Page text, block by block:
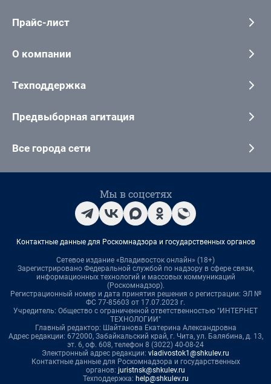
Прайс-лист
О компании
Техподдержка
Предвыборная агитация
Все города сети
Мы в соцсетях
Контактные данные для Роскомнадзора и государственных органов
Сетевое издание «Владивосток онлайн» (18+)
Зарегистрировано Федеральной службой по надзору в сфере связи,
информационных технологий и массовых коммуникаций
(Роскомнадзор).
Регистрационный номер и дата принятия решения о регистрации: ЭЛ №
ФС 77-85603 от 17.07.2023 г.
Учредитель: Общество с ограниченной ответственностью "ИНТЕРНЕТ
ТЕХНОЛОГИИ"
Главный редактор: Шайтанова Екатерина Александровна
Адрес редакции: 672000, Забайкальский край, г. Чита, ул. Балябина, д. 13,
эт. 6, оф. 608, телефон 8 (3022) 40-08-24
Электронный адрес редакции: vladivostok1@shkulev.ru
Контактные данные для Роскомнадзора и государственных
органов: juristnsk@shkulev.ru
Техподдержка: help@shkulev.ru